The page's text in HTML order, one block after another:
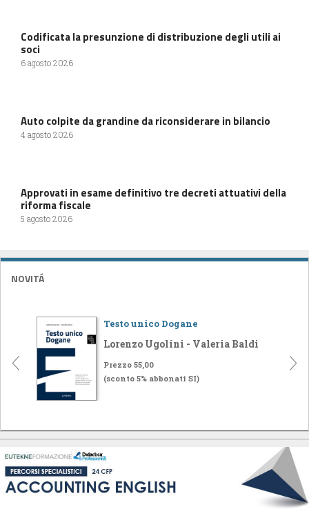
Codificata la presunzione di distribuzione degli utili ai
soci
6 agosto 2026
Auto colpite da grandine da riconsiderare in bilancio
4 agosto 2026
Approvati in esame definitivo tre decreti attuativi della
riforma fiscale
5 agosto 2026
NOVITÁ
Testo unico Dogane
Lorenzo Ugolini - Valeria Baldi
Prezzo 55,00
(sconto 5% abbonati SI)